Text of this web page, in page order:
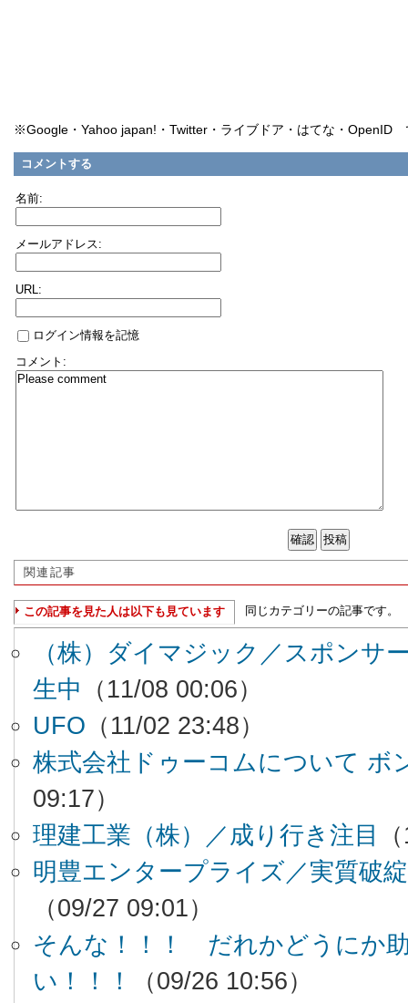
※Google・Yahoo japan!・Twitter・ライブドア・はてな・OpenID
コメントする
名前:
メールアドレス:
URL:
ログイン情報を記憶
コメント:
関連記事
この記事を見た人は以下も見ています 同じカテゴリーの記事です。
（株）ダイマジック／スポンサ
生中 （11/08 00:06）
UFO （11/02 23:48）
株式会社ドゥーコムについて ボ
09:17）
理建工業（株）／成り行き注目
明豊エンタープライズ／実質破
（09/27 09:01）
そんな！！！ だれかどうにか
い！！！
（09/26 10:56）